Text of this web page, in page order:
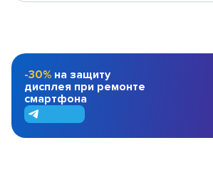
-30% на защиту
дисплея при ремонте
смартфона